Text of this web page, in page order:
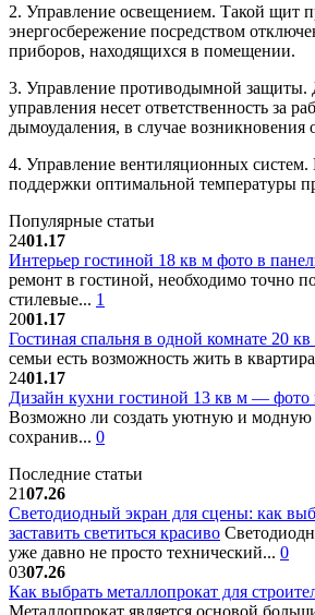
2. Управление освещением. Такой щит
энергосбережение посредством
приборов, находящихся в помещении.
3. Управление противодымной
управления несет ответственность за
дымоудаления, в случае возникновения
4. Управление вентиляционных систем.
поддержки оптимальной температуры
Популярные статьи
2401.17
Интерьер гостиной 18 кв м фото в
ремонт в гостиной, необходимо точно
стилевые... 1
2001.17
Гостиная спальня в одной комнате 20
семьи есть возможность жить в
2401.17
Дизайн кухни гостиной 13 кв м — фото
Возможно ли создать уютную и
сохранив... 0
Последние статьи
2107.26
Светодиодный экран для сцены: как
заставить светиться красиво
уже давно не просто технический... 0
0307.26
Как выбрать металлопрокат для
Металлопрокат является основой